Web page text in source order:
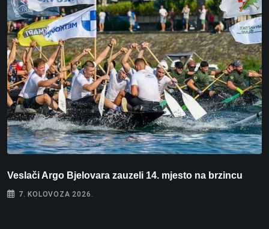
Veslači Argo Bjelovara zauzeli 14. mjesto na brzincu
7. KOLOVOZA 2026.